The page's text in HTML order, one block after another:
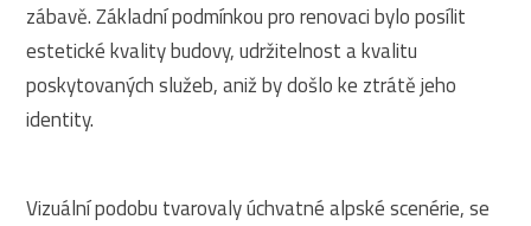
zábavě. Základní podmínkou pro renovaci bylo posílit
estetické kvality budovy, udržitelnost a kvalitu
poskytovaných služeb, aniž by došlo ke ztrátě jeho
identity.
Vizuální podobu tvarovaly úchvatné alpské scenérie, se